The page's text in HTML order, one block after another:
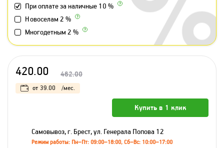
При оплате за наличные 10 %
Новоселам 2 %
Многодетным 2 %
420.00 462.00
от 39.00 /мес.
Купить в 1 клик
Самовывоз, г. Брест, ул. Генерала Попова 12
Режим работы: Пн–Пт: 09:00–18:00, Сб–Вс: 10:00–17:00